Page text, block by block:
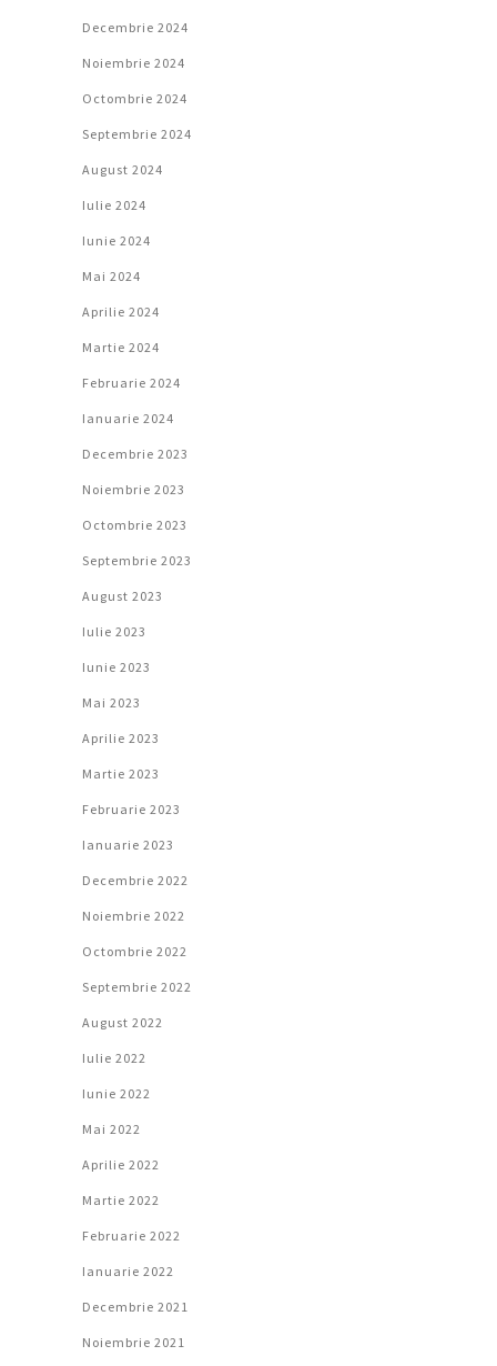
Decembrie 2024
Noiembrie 2024
Octombrie 2024
Septembrie 2024
August 2024
Iulie 2024
Iunie 2024
Mai 2024
Aprilie 2024
Martie 2024
Februarie 2024
Ianuarie 2024
Decembrie 2023
Noiembrie 2023
Octombrie 2023
Septembrie 2023
August 2023
Iulie 2023
Iunie 2023
Mai 2023
Aprilie 2023
Martie 2023
Februarie 2023
Ianuarie 2023
Decembrie 2022
Noiembrie 2022
Octombrie 2022
Septembrie 2022
August 2022
Iulie 2022
Iunie 2022
Mai 2022
Aprilie 2022
Martie 2022
Februarie 2022
Ianuarie 2022
Decembrie 2021
Noiembrie 2021